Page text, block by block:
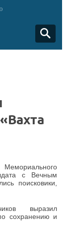
с Вечным
поисковики,
выразил
сохранению и